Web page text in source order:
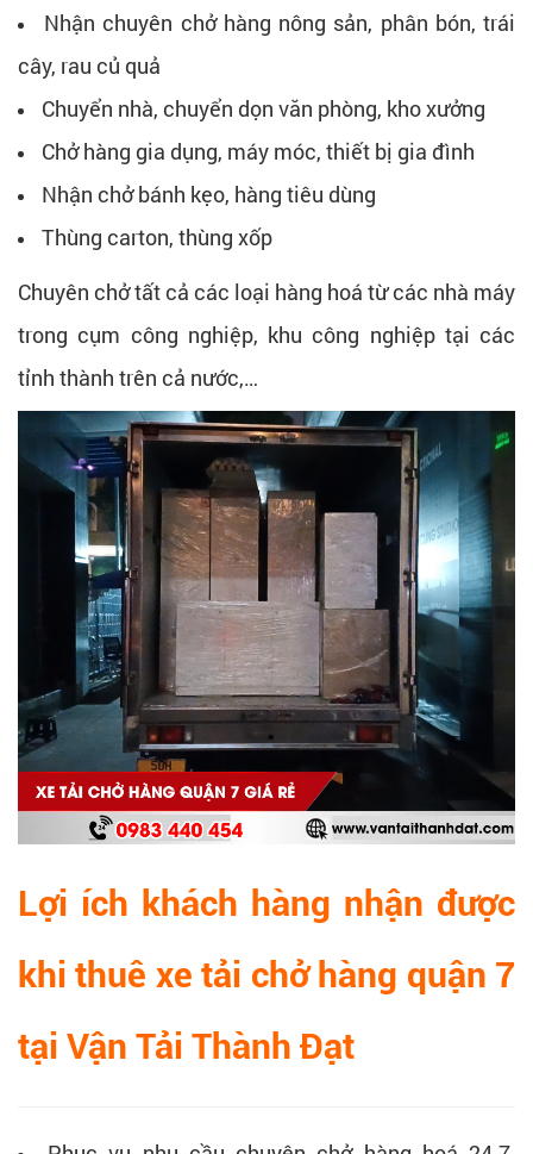
Nhận chuyên chở hàng nông sản, phân bón, trái
cây, rau củ quả
Chuyển nhà, chuyển dọn văn phòng, kho xưởng
Chở hàng gia dụng, máy móc, thiết bị gia đình
Nhận chở bánh kẹo, hàng tiêu dùng
Thùng carton, thùng xốp
Chuyên chở tất cả các loại hàng hoá từ các nhà máy
trong cụm công nghiệp, khu công nghiệp tại các
tỉnh thành trên cả nước,…
Lợi ích khách hàng nhận được
khi thuê xe tải chở hàng quận 7
tại Vận Tải Thành Đạt